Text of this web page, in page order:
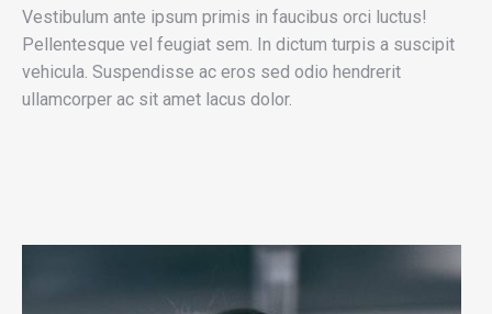
Vestibulum ante ipsum primis in faucibus orci luctus!
Pellentesque vel feugiat sem. In dictum turpis a suscipit
vehicula. Suspendisse ac eros sed odio hendrerit
ullamcorper ac sit amet lacus dolor.